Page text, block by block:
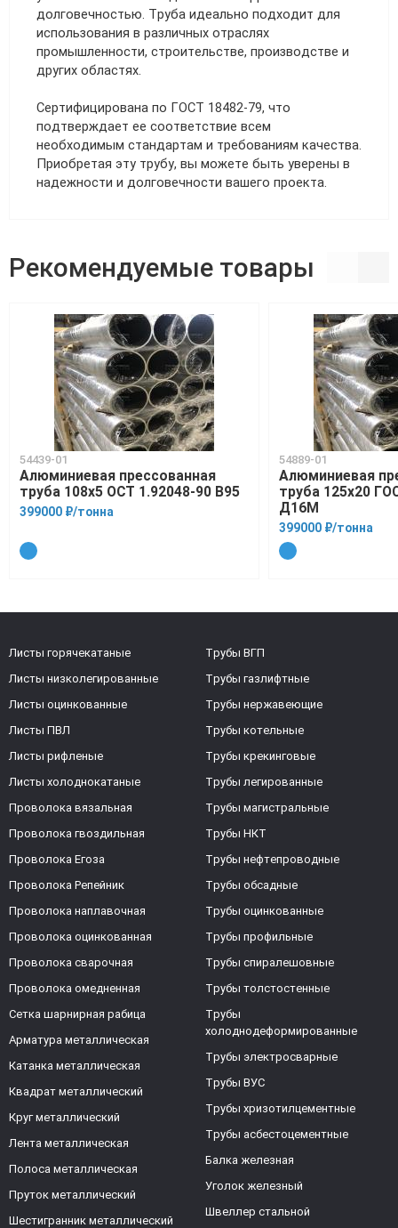
долговечностью. Труба идеально подходит для
использования в различных отраслях
промышленности, строительстве, производстве и
других областях.
Сертифицирована по ГОСТ 18482-79, что
подтверждает ее соответствие всем
необходимым стандартам и требованиям качества.
Приобретая эту трубу, вы можете быть уверены в
надежности и долговечности вашего проекта.
Рекомендуемые товары
54439-01
Алюминиевая прессованная
труба 108х5 ОСТ 1.92048-90 В95
399000 ₽/тонна
54889-01
Алюминиевая
труба 125х20
Д16М
399000 ₽/тонна
Листы горячекатаные
Листы низколегированные
Листы оцинкованные
Листы ПВЛ
Листы рифленые
Листы холоднокатаные
Проволока вязальная
Проволока гвоздильная
Проволока Егоза
Проволока Репейник
Проволока наплавочная
Проволока оцинкованная
Проволока сварочная
Проволока омедненная
Сетка шарнирная рабица
Арматура металлическая
Катанка металлическая
Квадрат металлический
Круг металлический
Лента металлическая
Полоса металлическая
Пруток металлический
Шестигранник металлический
Трубы ВГП
Трубы газлифтные
Трубы нержавеющие
Трубы котельные
Трубы крекинговые
Трубы легированные
Трубы магистральные
Трубы НКТ
Трубы нефтепроводные
Трубы обсадные
Трубы оцинкованные
Трубы профильные
Трубы спиралешовные
Трубы толстостенные
Трубы
холоднодеформированные
Трубы электросварные
Трубы ВУС
Трубы хризотилцементные
Трубы асбестоцементные
Балка железная
Уголок железный
Швеллер стальной